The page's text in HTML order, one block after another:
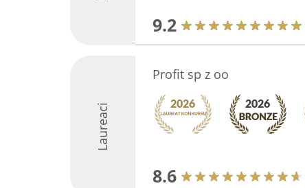
9.2
Laureaci
Profit sp z oo
8.6